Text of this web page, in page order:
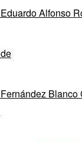
Alfonso
Blanco